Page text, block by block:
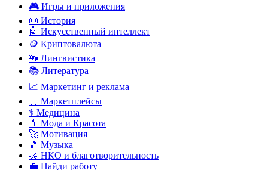
🎮 Игры и приложения
📜 История
🤖 Искусственный интеллект
🪙 Криптовалюта
🔤 Лингвистика
📚 Литература
📈 Маркетинг и реклама
🛒 Маркетплейсы
⚕️ Медицина
💄 Мода и Красота
🚀 Мотивация
🎵 Музыка
🤝 НКО и благотворительность
💼 Найди работу